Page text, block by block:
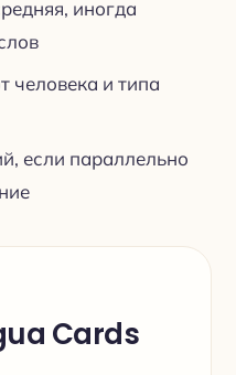
иногда
человека и типа
если параллельно
Cards